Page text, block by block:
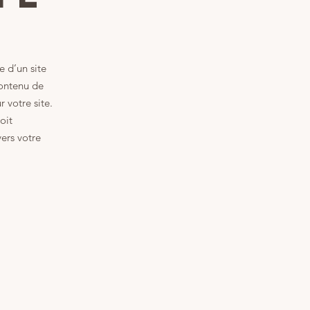
d’un site
de
votre site.
votre